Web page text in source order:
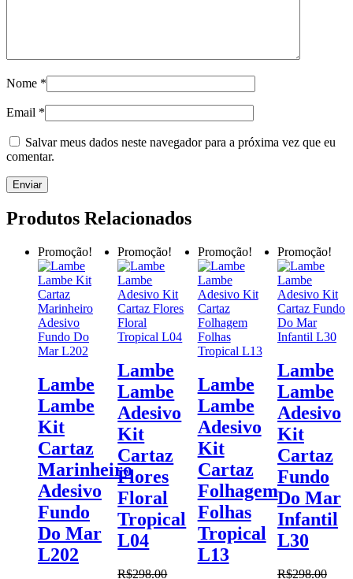
Nome *
Email *
Salvar meus dados neste navegador para a próxima vez que eu
comentar.
Produtos Relacionados
Promoção!
Lambe
Lambe
Kit
Cartaz
Marinheiro
Adesivo
Fundo
Do Mar
L202
Promoção!
Lambe
Lambe
Adesivo
Kit
Cartaz
Flores
Floral
Tropical
L04
R$298.00
Promoção!
Lambe
Lambe
Adesivo
Kit
Cartaz
Folhagem
Folhas
Tropical
L13
Promoção!
Lambe
Lambe
Adesivo
Kit
Cartaz
Fundo
Do Mar
Infantil
L30
R$298.00